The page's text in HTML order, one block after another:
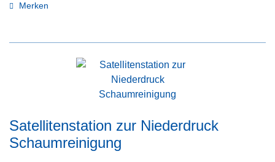
Merken
Satellitenstation zur Niederdruck
Schaumreinigung